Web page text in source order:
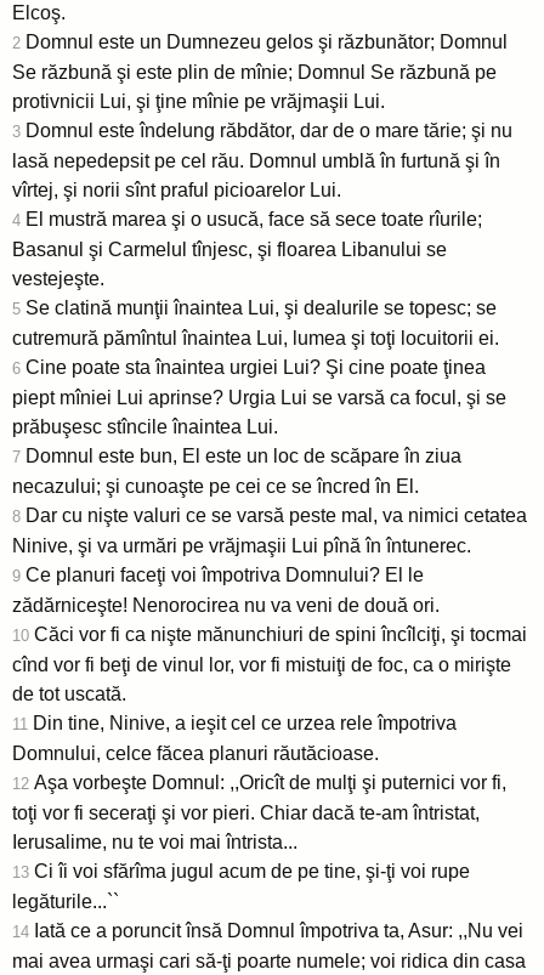
Elcoş.
2 Domnul este un Dumnezeu gelos şi răzbunător; Domnul
Se răzbună şi este plin de mînie; Domnul Se răzbună pe
protivnicii Lui, şi ţine mînie pe vrăjmaşii Lui.
3 Domnul este îndelung răbdător, dar de o mare tărie; şi nu
lasă nepedepsit pe cel rău. Domnul umblă în furtună şi în
vîrtej, şi norii sînt praful picioarelor Lui.
4 El mustră marea şi o usucă, face să sece toate rîurile;
Basanul şi Carmelul tînjesc, şi floarea Libanului se
vestejeşte.
5 Se clatină munţii înaintea Lui, şi dealurile se topesc; se
cutremură pămîntul înaintea Lui, lumea şi toţi locuitorii ei.
6 Cine poate sta înaintea urgiei Lui? Şi cine poate ţinea
piept mîniei Lui aprinse? Urgia Lui se varsă ca focul, şi se
prăbuşesc stîncile înaintea Lui.
7 Domnul este bun, El este un loc de scăpare în ziua
necazului; şi cunoaşte pe cei ce se încred în El.
8 Dar cu nişte valuri ce se varsă peste mal, va nimici cetatea
Ninive, şi va urmări pe vrăjmaşii Lui pînă în întunerec.
9 Ce planuri faceţi voi împotriva Domnului? El le
zădărniceşte! Nenorocirea nu va veni de două ori.
10 Căci vor fi ca nişte mănunchiuri de spini încîlciţi, şi tocmai
cînd vor fi beţi de vinul lor, vor fi mistuiţi de foc, ca o mirişte
de tot uscată.
11 Din tine, Ninive, a ieşit cel ce urzea rele împotriva
Domnului, celce făcea planuri răutăcioase.
12 Aşa vorbeşte Domnul: ,,Oricît de mulţi şi puternici vor fi,
toţi vor fi seceraţi şi vor pieri. Chiar dacă te-am întristat,
Ierusalime, nu te voi mai întrista...
13 Ci îi voi sfărîma jugul acum de pe tine, şi-ţi voi rupe
legăturile...``
14 Iată ce a poruncit însă Domnul împotriva ta, Asur: ,,Nu vei
mai avea urmaşi cari să-ţi poarte numele; voi ridica din casa